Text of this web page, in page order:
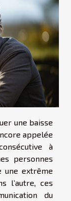
une baisse
appelée
à
personnes
une extrême
l’autre, ces
du